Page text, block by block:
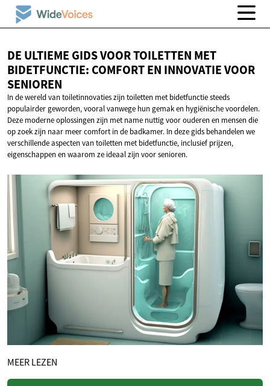
DE ULTIEME GIDS VOOR TOILETTEN MET
BIDETFUNCTIE: COMFORT EN INNOVATIEVOOR
SENIOREN
In de wereld van toiletinnovaties zijn toiletten met bidetfunctie steeds
populairder geworden, vooral vanwege hun gemak en hygiënische voordelen.
Deze moderne oplossingen zijn met name nuttig voor ouderen en mensen die
op zoek zijn naar meer comfort in de badkamer. In deze gids behandelen we
verschillende aspecten van toiletten met bidetfunctie, inclusief prijzen,
eigenschappen en waarom ze ideaal zijn voor senioren.
MEER LEZEN